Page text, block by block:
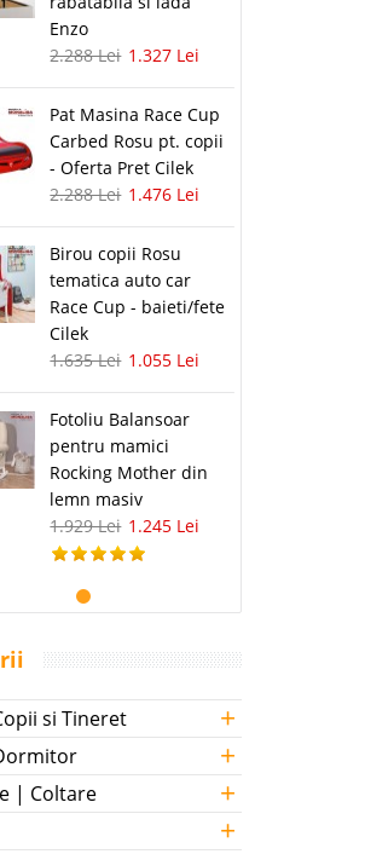
Enzo
2.288 Lei 1.327 Lei
Pat Masina Race Cup
Carbed Rosu pt. copii
- Oferta Pret Cilek
2.288 Lei 1.476 Lei
Birou copii Rosu
tematica auto car
Race Cup - baieti/fete
Cilek
1.635 Lei 1.055 Lei
Fotoliu Balansoar
pentru mamici
Rocking Mother din
lemn masiv
1.929 Lei 1.245 Lei
si Tineret +
+
| Coltare +
+